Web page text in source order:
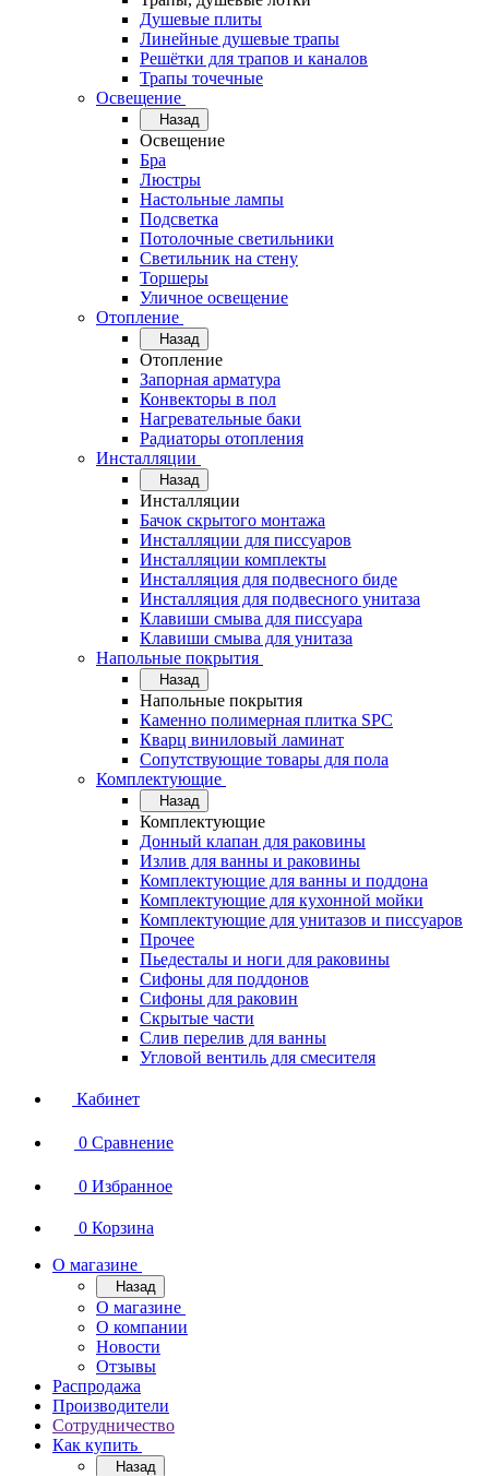
Душевые плиты
Линейные душевые трапы
Решётки для трапов и каналов
Трапы точечные
Освещение
Назад
Освещение
Бра
Люстры
Настольные лампы
Подсветка
Потолочные светильники
Светильник на стену
Торшеры
Уличное освещение
Отопление
Назад
Отопление
Запорная арматура
Конвекторы в пол
Нагревательные баки
Радиаторы отопления
Инсталляции
Назад
Инсталляции
Бачок скрытого монтажа
Инсталляции для писсуаров
Инсталляции комплекты
Инсталляция для подвесного биде
Инсталляция для подвесного унитаза
Клавиши смыва для писсуара
Клавиши смыва для унитаза
Напольные покрытия
Назад
Напольные покрытия
Каменно полимерная плитка SPC
Кварц виниловый ламинат
Сопутствующие товары для пола
Комплектующие
Назад
Комплектующие
Донный клапан для раковины
Излив для ванны и раковины
Комплектующие для ванны и поддона
Комплектующие для кухонной мойки
Комплектующие для унитазов и писсуаров
Прочее
Пьедесталы и ноги для раковины
Сифоны для поддонов
Сифоны для раковин
Скрытые части
Слив перелив для ванны
Угловой вентиль для смесителя
Кабинет
0 Сравнение
0 Избранное
0 Корзина
О магазине
Назад
О магазине
О компании
Новости
Отзывы
Распродажа
Производители
Сотрудничество
Как купить
Назад